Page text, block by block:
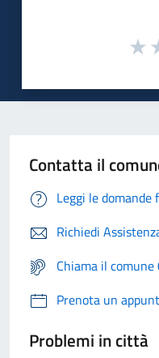
Contatta il
Leggi le domande
Richiedi
Chiama il
Prenota un
Problemi in città